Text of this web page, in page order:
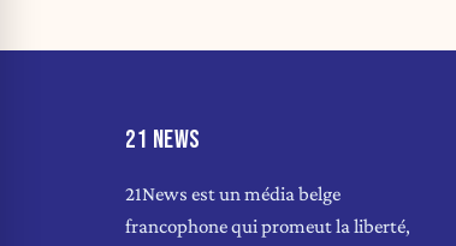
21 NEWS
21News est un média belge
francophone qui promeut la liberté,